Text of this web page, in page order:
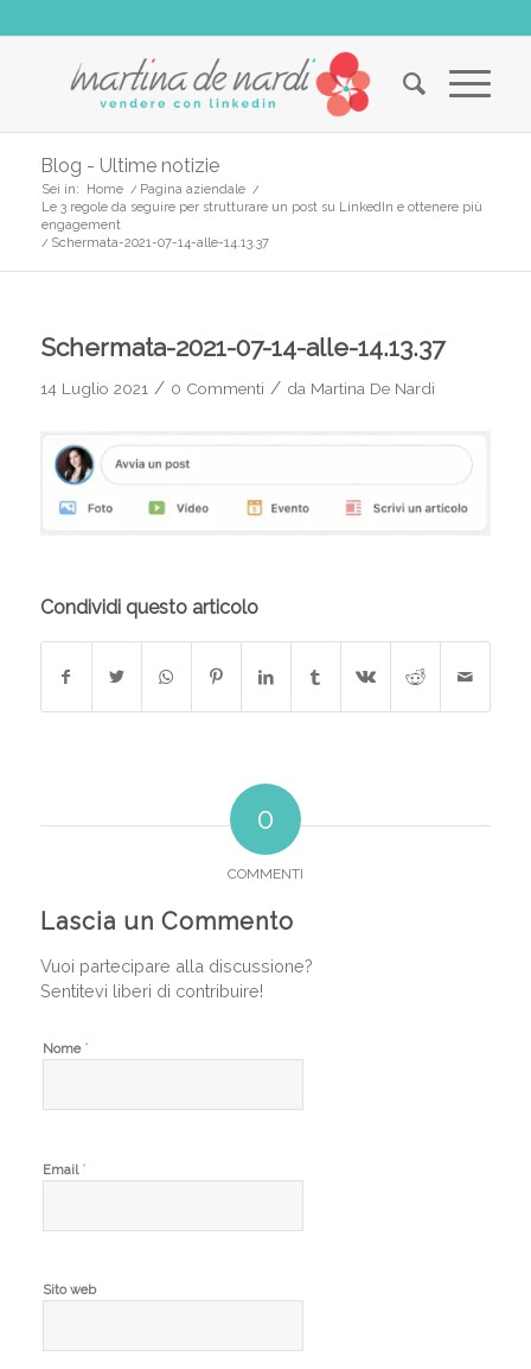
Blog - Ultime notizie
Sei in: Home / Pagina aziendale /
Le 3 regole da seguire per strutturare un post su LinkedIn e ottenere più
engagement
/ Schermata-2021-07-14-alle-14.13.37
Schermata-2021-07-14-alle-14.13.37
14 Luglio 2021 / 0 Commenti / da Martina De Nardi
Condividi questo articolo
0
COMMENTI
Lascia un Commento
Vuoi partecipare alla discussione?
Sentitevi liberi di contribuire!
Nome *
Email *
Sito web